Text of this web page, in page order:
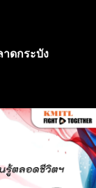
ดกระบัง